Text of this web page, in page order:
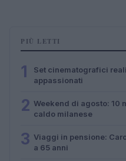
PIÙ LETTI
1
Set cinematografici
appassionati
2 Weekend di agosto: 10
caldo milanese
3 Viaggi in pensione:
a 65 anni